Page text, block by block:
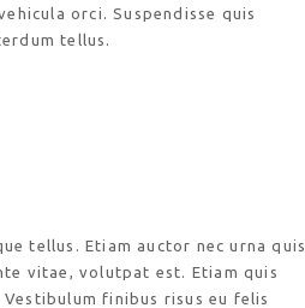
orci. Suspendisse quis
tellus.
tellus. Etiam auctor nec urna quis
vitae, volutpat est. Etiam quis
finibus risus eu felis